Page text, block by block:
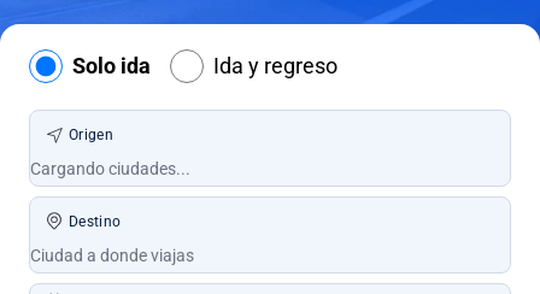
Solo ida Ida y regreso
Origen
Destino